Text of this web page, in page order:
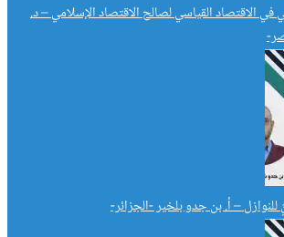
في الاقتصاد القياسي لصالح الاقتصاد الإسلامي – د.
– أ. بن جدو بلخير -الجزائر-